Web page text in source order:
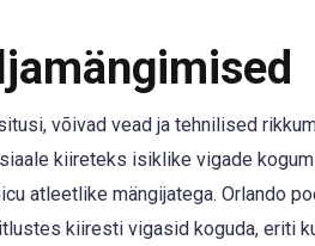
võivad vead ja tehnilised
kiireteks isiklike vigade
atleetlike mängijatega. Orlando
kiiresti vigasid koguda, eriti